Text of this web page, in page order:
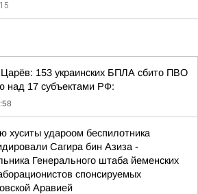
153 украинских БПЛА сбито ПВО
над 17 субъектами РФ:
хуситы удароом беспилотника
Сагира бин Азиза -
Генерального штаба йеменских
спонсируемых
Аравией